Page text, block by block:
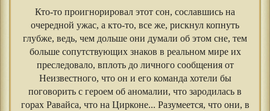
Кто-то проигнорировал этот сон, сославшись на
очередной ужас, а кто-то, все же, рискнул копнуть
глубже, ведь, чем дольше они думали об этом сне, тем
больше сопутствующих знаков в реальном мире их
преследовало, вплоть до личного сообщения от
Неизвестного, что он и его команда хотели бы
поговорить с героем об аномалии, что зародилась в
горах Равайса, что на Цирконе... Разумеется, что они, в